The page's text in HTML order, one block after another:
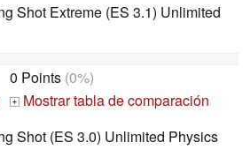
Shot Extreme (ES 3.1) Unlimited
0 Points(0%)
+
Mostrar tabla de comparación
Shot (ES 3.0) Unlimited Physics